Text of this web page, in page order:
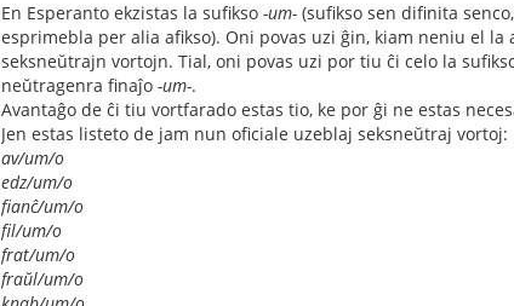
En Esperanto ekzistas la sufikso -um- (sufikso sen difinita
esprimebla per alia afikso). Oni povas uzi ĝin, kiam neniu el
seksneŭtrajn vortojn. Tial, oni povas uzi por tiu ĉi celo la
neŭtragenra finaĵo -um-.
Avantaĝo de ĉi tiu vortfarado estas tio, ke por ĝi ne estas
Jen estas listeto de jam nun oficiale uzeblaj seksneŭtraj vortoj:
av/um/o
edz/um/o
fianĉ/um/o
fil/um/o
frat/um/o
fraŭl/um/o